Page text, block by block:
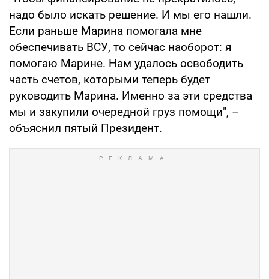
надо было искать решение. И мы его нашли.
Если раньше Марина помогала мне
обеспечивать ВСУ, то сейчас наоборот: я
помогаю Марине. Нам удалось освободить
часть счетов, которыми теперь будет
руководить Марина. Именно за эти средства
мы и закупили очередной груз помощи", –
объяснил пятый Президент.